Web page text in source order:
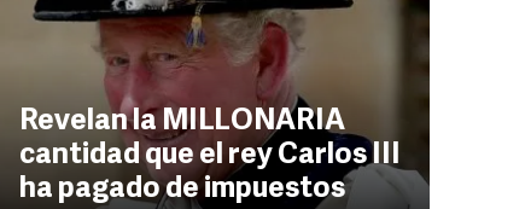
Revelan la MILLONARIA
cantidad que el rey Carlos III
ha pagado de impuestos